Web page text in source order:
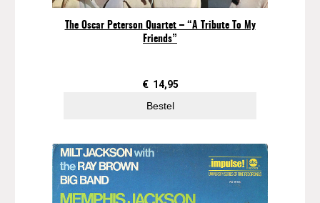
The Oscar Peterson Quartet – “A Tribute To My
Friends”
€ 14,95
Bestel